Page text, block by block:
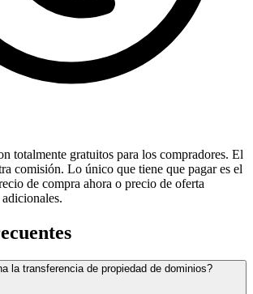
totalmente gratuitos para los compradores. El
comisión. Lo único que tiene que pagar es el
de compra ahora o precio de oferta
la transferencia de propiedad de dominios?